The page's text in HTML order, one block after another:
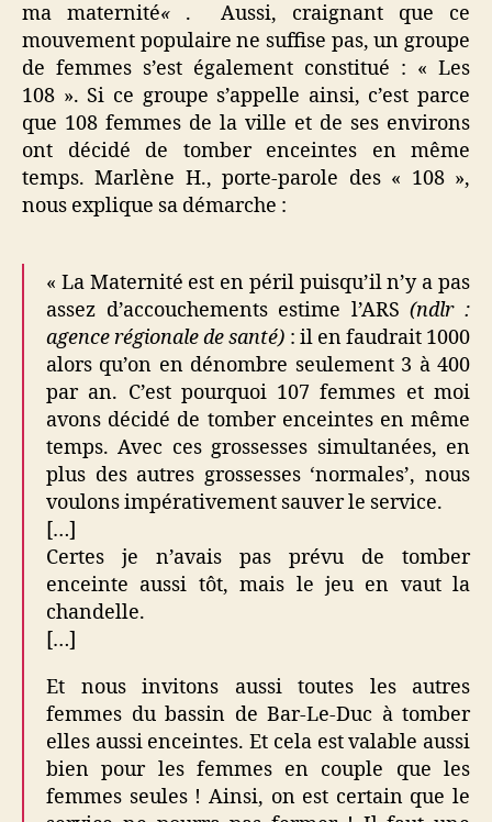
ma maternité« . Aussi, craignant que ce
mouvement populaire ne suffise pas, un groupe
de femmes s’est également constitué : « Les
108 ». Si ce groupe s’appelle ainsi, c’est parce
que 108 femmes de la ville et de ses environs
ont décidé de tomber enceintes en même
temps. Marlène H., porte-parole des « 108 »,
nous explique sa démarche :
« La Maternité est en péril puisqu’il n’y a pas
assez d’accouchements estime l’ARS(ndlr :
agence régionale de santé) : il en faudrait 1000
alors qu’on en dénombre seulement 3 à 400
par an. C’est pourquoi 107 femmes et moi
avons décidé de tomber enceintes en même
temps. Avec ces grossesses simultanées, en
plus des autres grossesses ‘normales’, nous
voulons impérativement sauver le service.
[…]
Certes je n’avais pas prévu de tomber
enceinte aussi tôt, mais le jeu en vaut la
chandelle.
[…]
Et nous invitons aussi toutes les autres
femmes du bassin de Bar-Le-Duc à tomber
elles aussi enceintes. Et cela est valable aussi
bien pour les femmes en couple que les
femmes seules ! Ainsi, on est certain que le